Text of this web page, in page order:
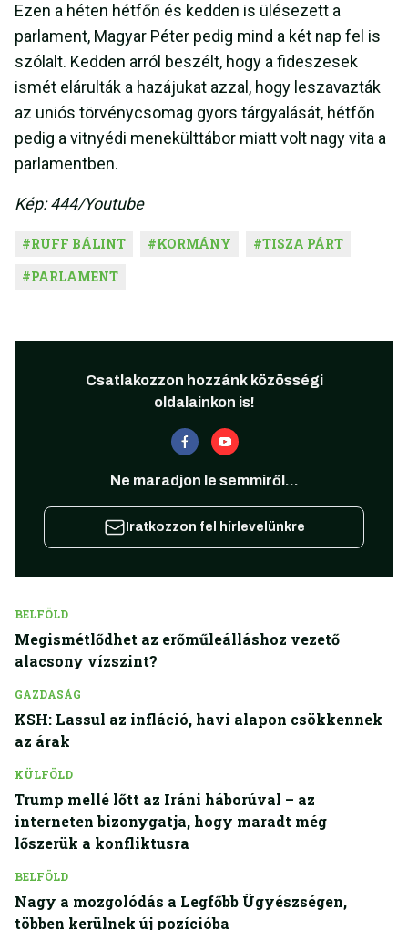
Ezen a héten hétfőn és kedden is ülésezett a
parlament, Magyar Péter pedig mind a két nap fel is
szólalt. Kedden arról beszélt, hogy a fideszesek
ismét elárulták a hazájukat azzal, hogy leszavazták
az uniós törvénycsomag gyors tárgyalását, hétfőn
pedig a vitnyédi menekülttábor miatt volt nagy vita a
parlamentben.
Kép: 444/Youtube
#RUFF BÁLINT #KORMÁNY #TISZA PÁRT
#PARLAMENT
Csatlakozzon hozzánk közösségi
oldalainkon is!
Ne maradjon le semmiről...
Iratkozzon fel hírlevelünkre
BELFÖLD
Megismétlődhet az erőműleálláshoz vezető
alacsony vízszint?
GAZDASÁG
KSH: Lassul az infláció, havi alapon csökkennek
az árak
KÜLFÖLD
Trump mellé lőtt az Iráni háborúval – az
interneten bizonygatja, hogy maradt még
lőszerük a konfliktusra
BELFÖLD
Nagy a mozgolódás a Legfőbb Ügyészségen,
többen kerülnek új pozícióba